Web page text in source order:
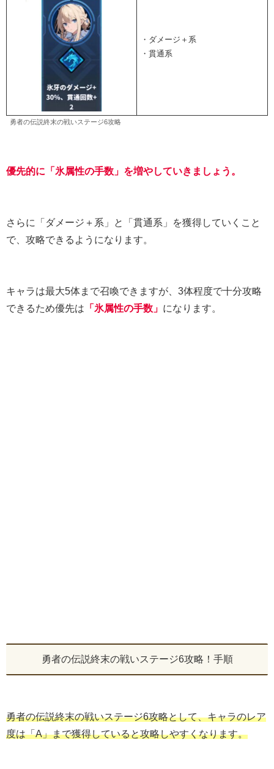
・ダメージ＋系
・貫通系
勇者の伝説終末の戦いステージ6攻略
優先的に「氷属性の手数」を増やしていきましょう。
さらに「ダメージ＋系」と「貫通系」を獲得していくこと
で、攻略できるようになります。
キャラは最大5体まで召喚できますが、3体程度で十分攻略
できるため優先は 「氷属性の手数」 になります。
勇者の伝説終末の戦いステージ6攻略！手順
勇者の伝説終末の戦いステージ6攻略として、キャラのレア
度は「A」まで獲得していると攻略しやすくなります。